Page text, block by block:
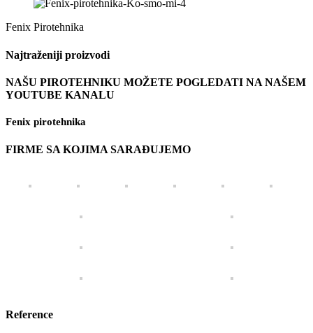
Fenix Pirotehnika
Najtraženiji proizvodi
NAŠU PIROTEHNIKU MOŽETE POGLEDATI NA NAŠEM
YOUTUBE KANALU
Fenix pirotehnika
FIRME SA KOJIMA SARAĐUJEMO
Reference